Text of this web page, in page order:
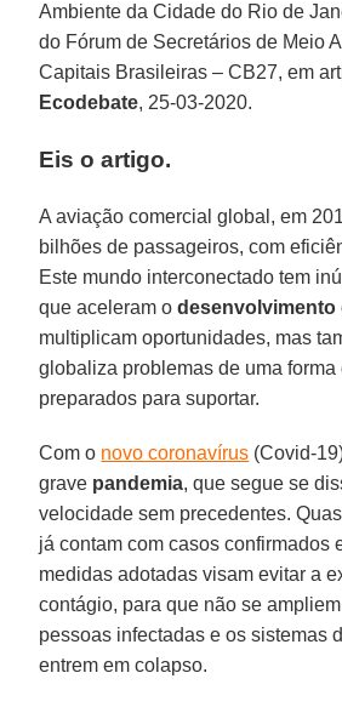
Ambiente da Cidade do Rio de
do Fórum de Secretários de Meio
Capitais Brasileiras – CB27, em
Ecodebate, 25-03-2020.
Eis o artigo.
A aviação comercial global, em
bilhões de passageiros, com
Este mundo interconectado tem
que aceleram odesenvolvimento
multiplicam oportunidades, mas
globaliza problemas de uma
preparados para suportar.
Com o novo coronavírus (Covid-
grave pandemia, que segue se
velocidade sem precedentes.
já contam com casos confirmados
medidas adotadas visam evitar a
contágio, para que não se
pessoas infectadas e os sistemas
entrem em colapso.